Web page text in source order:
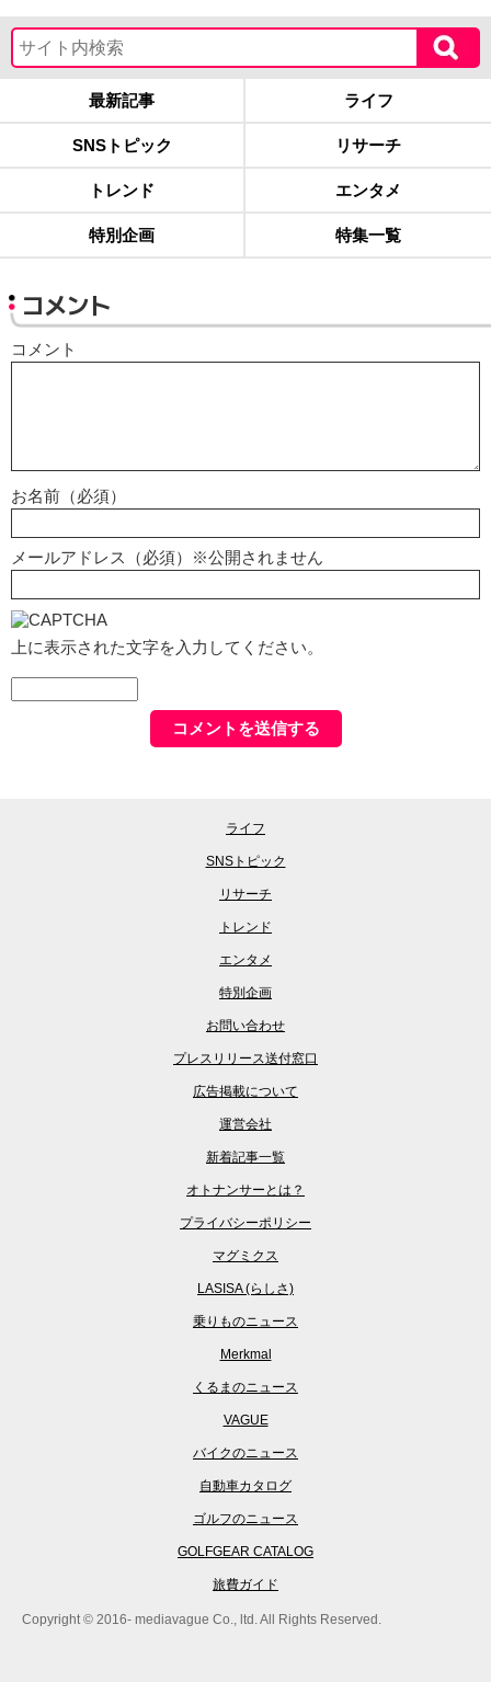
最新記事 ライフ
SNSトピック リサーチ
トレンド エンタメ
特別企画 特集一覧
コメント
コメント
お名前（必須）
メールアドレス（必須）※公開されません
上に表示された文字を入力してください。
ライフ
SNSトピック
リサーチ
トレンド
エンタメ
特別企画
お問い合わせ
プレスリリース送付窓口
広告掲載について
運営会社
新着記事一覧
オトナンサーとは？
プライバシーポリシー
マグミクス
LASISA (らしさ)
乗りものニュース
Merkmal
くるまのニュース
VAGUE
バイクのニュース
自動車カタログ
ゴルフのニュース
GOLFGEAR CATALOG
旅費ガイド
Copyright © 2016- mediavague Co., ltd. All Rights Reserved.